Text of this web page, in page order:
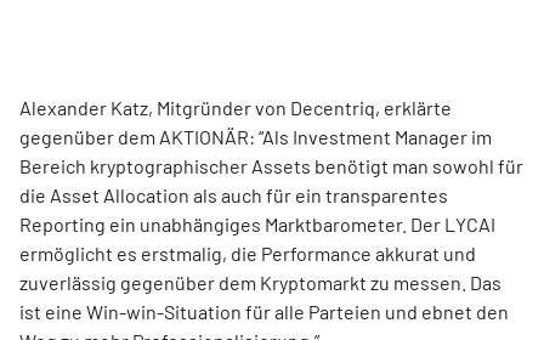
Alexander Katz, Mitgründer von Decentriq, erklärte
gegenüber dem AKTIONÄR: “Als Investment Manager im
Bereich kryptographischer Assets benötigt man sowohl für
die Asset Allocation als auch für ein transparentes
Reporting ein unabhängiges Marktbarometer. Der LYCAI
ermöglicht es erstmalig, die Performance akkurat und
zuverlässig gegenüber dem Kryptomarkt zu messen. Das
ist eine Win-win-Situation für alle Parteien und ebnet den